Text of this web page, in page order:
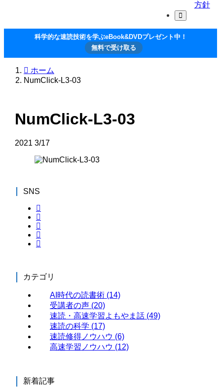
方針
科学的な速読技術を学ぶeBook&DVDプレゼント中！
無料で受け取る
ホーム
NumClick-L3-03
NumClick-L3-03
2021 3/17
SNS
カテゴリ
AI時代の読書術 (14)
受講者の声 (20)
速読・高速学習よもやま話 (49)
速読の科学 (17)
速読修得ノウハウ (6)
高速学習ノウハウ (12)
新着記事